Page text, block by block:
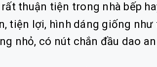
thuận tiện trong nhà bếp
tiện lợi, hình dáng giống như
nhỏ, có nút chắn đầu dao